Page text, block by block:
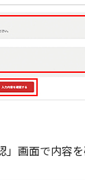
」画面で内容